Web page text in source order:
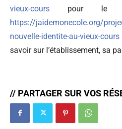
vieux-cours pour le
https://jaidemonecole.org/
nouvelle-identite-au-vieux-cours
savoir sur l’établissement, sa
// PARTAGER SUR VOS